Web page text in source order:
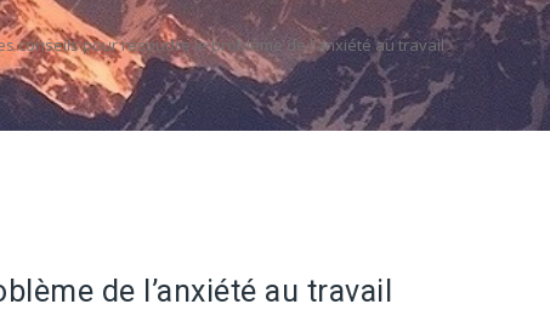
conseils pour résoudre le problème de l’anxiété au travail
de l’anxiété au travail